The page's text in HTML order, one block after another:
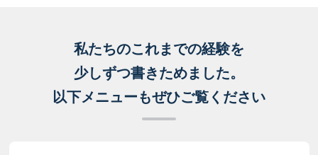
私たちのこれまでの経験を
少しずつ書きためました。
以下メニューもぜひご覧ください